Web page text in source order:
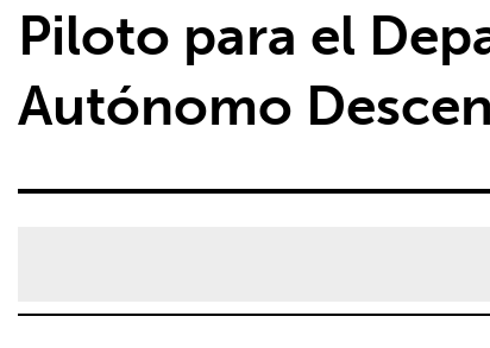
Piloto para el
Autónomo